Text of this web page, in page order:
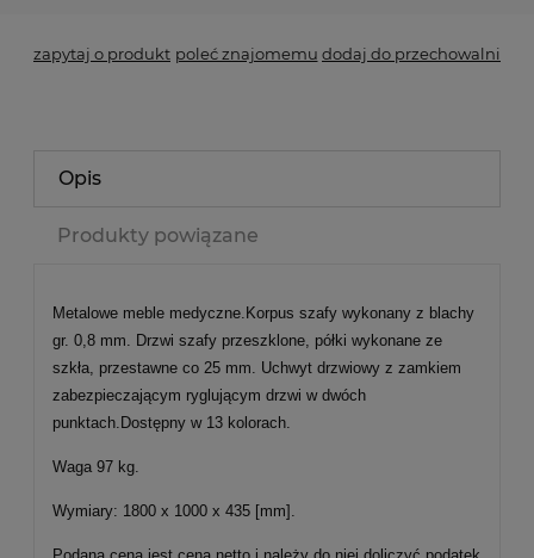
zapytaj o produkt poleć znajomemu dodaj do przechowalni
Opis
Produkty powiązane
Metalowe meble medyczne.Korpus szafy wykonany z blachy
gr. 0,8 mm. Drzwi szafy przeszklone, półki wykonane ze
szkła, przestawne co 25 mm. Uchwyt drzwiowy z zamkiem
zabezpieczającym ryglującym drzwi w dwóch
punktach.Dostępny w 13 kolorach.
Waga 97 kg.
Wymiary: 1800 x 1000 x 435 [mm].